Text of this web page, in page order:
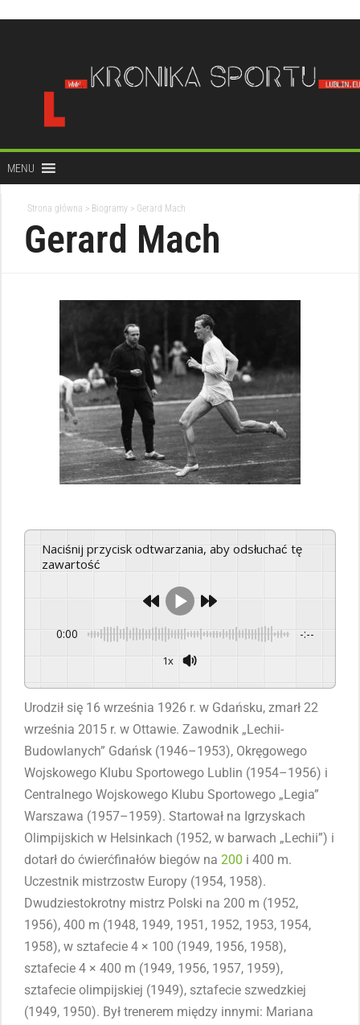
treści
MENU
Strona główna > Biogramy > Gerard Mach
Gerard Mach
Naciśnij przycisk odtwarzania, aby odsłuchać tę
zawartość
0:00 -:--
1x
Urodził się 16 września 1926 r. w Gdańsku, zmarł 22
września 2015 r. w Ottawie. Zawodnik „Lechii-
Budowlanych” Gdańsk (1946–1953), Okręgowego
Wojskowego Klubu Sportowego Lublin (1954–1956) i
Centralnego Wojskowego Klubu Sportowego „Legia”
Warszawa (1957–1959). Startował na Igrzyskach
Olimpijskich w Helsinkach (1952, w barwach „Lechii”) i
dotarł do ćwierćfinałów biegów na 200 i 400 m.
Uczestnik mistrzostw Europy (1954, 1958).
Dwudziestokrotny mistrz Polski na 200 m (1952,
1956), 400 m (1948, 1949, 1951, 1952, 1953, 1954,
1958), w sztafecie 4 × 100 (1949, 1956, 1958),
sztafecie 4 × 400 m (1949, 1956, 1957, 1959),
sztafecie olimpijskiej (1949), sztafecie szwedzkiej
(1949, 1950). Był trenerem między innymi: Mariana